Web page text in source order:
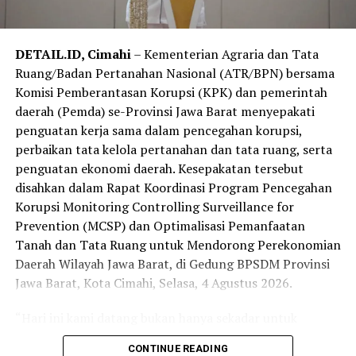
daerah dalam menjaga pilar ekonomi perdesaan.
“Kami berkomitmen terus memperkuat koordinasi
bersama Bulog untuk mendukung ketahanan pangan
dan meningkatkan kesejahteraan petani,” tutur Gus
Fawait.
DETAIL.ID, Cimahi– Kementerian Agraria dan Tata
Ruang/Badan Pertanahan Nasional (ATR/BPN) bersama
Komisi Pemberantasan Korupsi (KPK) dan pemerintah
daerah (Pemda) se-Provinsi Jawa Barat menyepakati
penguatan kerja sama dalam pencegahan korupsi,
perbaikan tata kelola pertanahan dan tata ruang, serta
penguatan ekonomi daerah. Kesepakatan tersebut
disahkan dalam Rapat Koordinasi Program Pencegahan
Korupsi Monitoring Controlling Surveillance for
Prevention (MCSP) dan Optimalisasi Pemanfaatan
Tanah dan Tata Ruang untuk Mendorong Perekonomian
Daerah Wilayah Jawa Barat, di Gedung BPSDM Provinsi
Jawa Barat, Kota Cimahi, Selasa, 4 Agustus 2026.
penandatanganan, tapi kami ingin menyatukan
CONTINUE READING